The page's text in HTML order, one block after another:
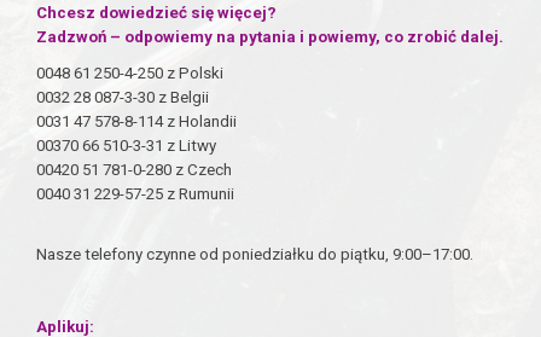
Chcesz dowiedzieć się więcej?
Zadzwoń – odpowiemy na pytania i powiemy, co zrobić dalej.
0048 61 250-4-250 z Polski
0032 28 087-3-30 z Belgii
0031 47 578-8-114 z Holandii
00370 66 510-3-31 z Litwy
00420 51 781-0-280 z Czech
0040 31 229-57-25 z Rumunii
Nasze telefony czynne od poniedziałku do piątku, 9:00–17:00.
Aplikuj: